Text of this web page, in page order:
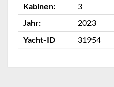
Kabinen: 3
Jahr:
2023
Yacht-ID
31954